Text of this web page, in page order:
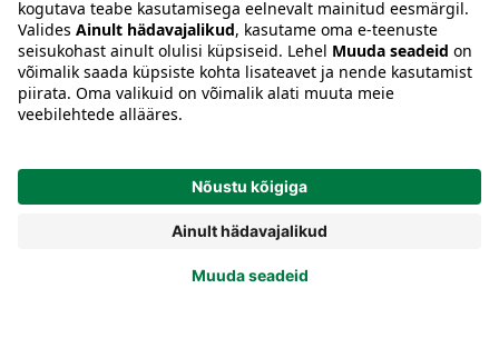
Keel:ETENRU